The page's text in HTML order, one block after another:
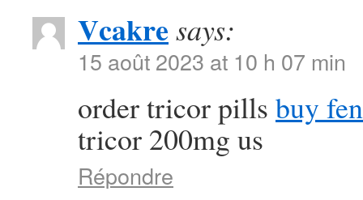
Vcakre says:
15 août 2023 at 10 h 07 min
order tricor pills buy
tricor 200mg us
Répondre